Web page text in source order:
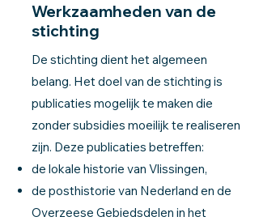
Werkzaamheden van de
stichting
De stichting dient het algemeen
belang. Het doel van de stichting is
publicaties mogelijk te maken die
zonder subsidies moeilijk te realiseren
zijn. Deze publicaties betreffen:
de lokale historie van Vlissingen,
de posthistorie van Nederland en de
Overzeese Gebiedsdelen in het